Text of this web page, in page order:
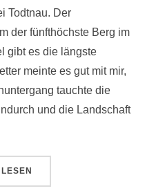
Todtnau. Der
der fünfthöchste Berg im
gibt es die längste
meinte es gut mit mir,
tauchte die
und die Landschaft
ÜBER „ALPENBLICK AUF DEM
LESEN